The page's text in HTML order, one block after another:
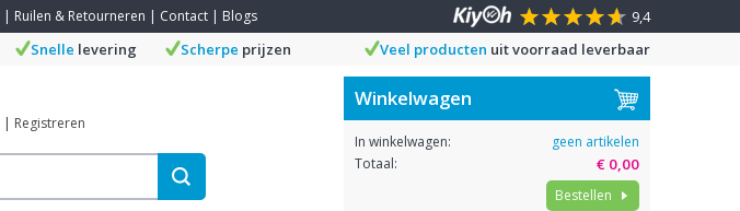
| Ruilen & Retourneren | Contact | Blogs
9,4
Snelle levering Scherpe prijzen Veel producten uit voorraad leverbaar
| Registreren
Winkelwagen
In winkelwagen:
geen artikelen
Totaal:
€ 0,00
Bestellen